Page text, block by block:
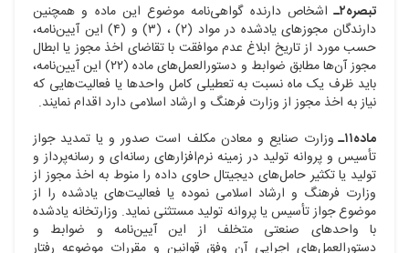
تبصره۲ـ
اشخاص دارنده گواهی‌نامه موضوع این ماده و همچنین
دارندگان مجوزهای یادشده در مواد (۲) ، (۳) و (۴) این آیین‌نامه،
حسب مورد از تاریخ ابلاغ عدم موافقت با تقاضای اخذ مجوز یا ابطال
مجوز آن‌ها مطابق ضوابط و دستورالعمل‌های ماده (۲۲) این آیین‌نامه،
باید ظرف یک ماه نسبت به تعطیلی کامل واحدها یا فعالیت‌هایی که
نیاز به اخذ مجوز از وزارت فرهنگ و ارشاد اسلامی دارد اقدام نمایند.
ماده۱۱ـ
وزارت صنایع و معادن مکلف است صدور و یا تمدید جواز
تأسیس و پروانه تولید در زمینه نرم‌افزارهای رسانه‌ای و رسانه‌پرداز و
تولید یا تکثیر حامل‌های دیجیتال حاوی داده را منوط به اخذ مجوز از
وزارت فرهنگ و ارشاد اسلامی نموده یا فعالیت‌های یادشده را از
موضوع جواز تأسیس یا پروانه تولید مستثنی نماید. وزارتخانه یادشده
با واحدهای صنعتی متخلف از این آیین‌نامه و ضوابط و
دستورالعمل‌های اجرایی آن وفق قوانین و مقررات موضوعه رفتار